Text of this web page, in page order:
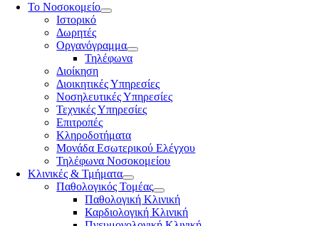
Το Νοσοκομείο
Ιστορικό
Δωρητές
Οργανόγραμμα
Τηλέφωνα
Διοίκηση
Διοικητικές Υπηρεσίες
Νοσηλευτικές Υπηρεσίες
Τεχνικές Υπηρεσίες
Επιτροπές
Κληροδοτήματα
Μονάδα Εσωτερικού Ελέγχου
Τηλέφωνα Νοσοκομείου
Κλινικές & Τμήματα
Παθολογικός Τομέας
Παθολογική Κλινική
Καρδιολογική Κλινική